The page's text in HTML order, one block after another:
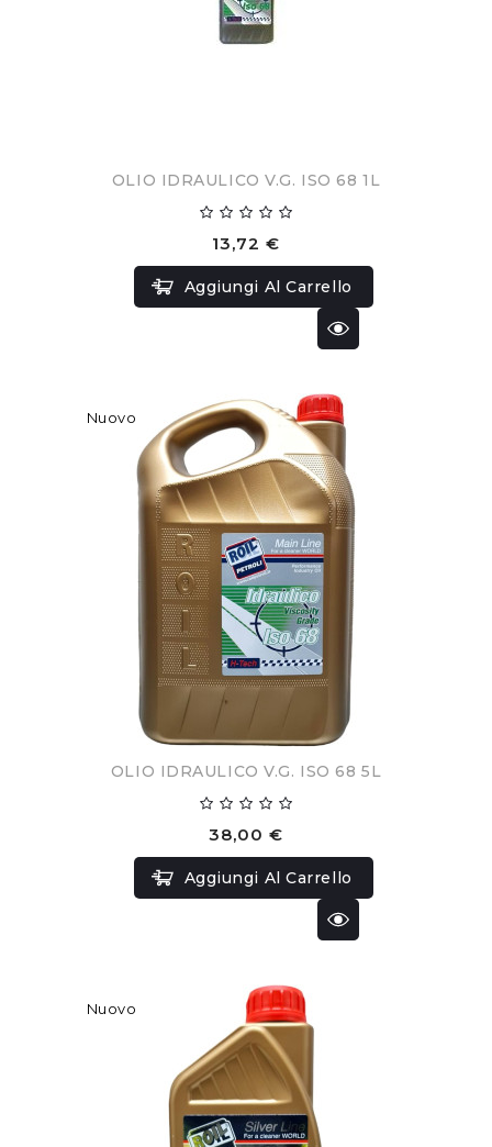
OLIO IDRAULICO V.G. ISO 68 1L
13,72 €
Aggiungi Al Carrello
Nuovo
OLIO IDRAULICO V.G. ISO 68 5L
38,00 €
Aggiungi Al Carrello
Nuovo